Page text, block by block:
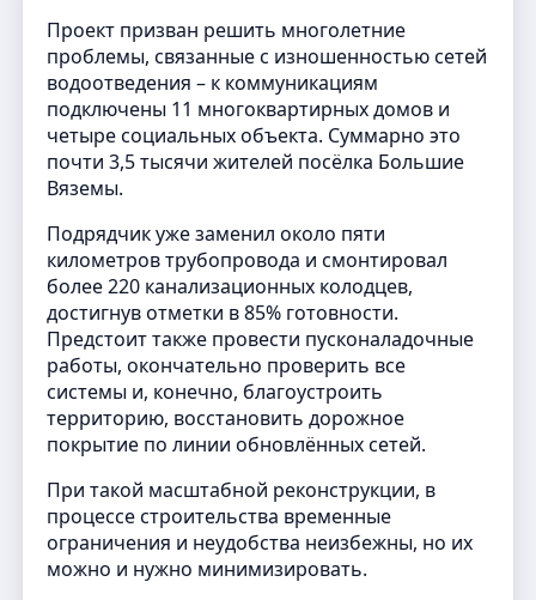
Проект призван решить многолетние
проблемы, связанные с изношенностью сетей
водоотведения – к коммуникациям
подключены 11 многоквартирных домов и
четыре социальных объекта. Суммарно это
почти 3,5 тысячи жителей посёлка Большие
Вяземы.
Подрядчик уже заменил около пяти
километров трубопровода и смонтировал
более 220 канализационных колодцев,
достигнув отметки в 85% готовности.
Предстоит также провести пусконаладочные
работы, окончательно проверить все
системы и, конечно, благоустроить
территорию, восстановить дорожное
покрытие по линии обновлённых сетей.
При такой масштабной реконструкции, в
процессе строительства временные
ограничения и неудобства неизбежны, но их
можно и нужно минимизировать.